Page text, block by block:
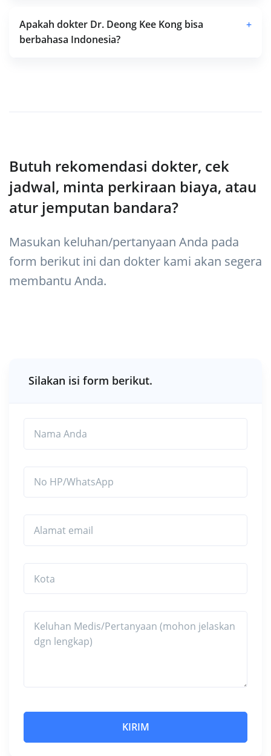
Apakah dokter Dr. Deong Kee Kong bisa
berbahasa Indonesia?
+
Butuh rekomendasi dokter, cek
jadwal, minta perkiraan biaya, atau
atur jemputan bandara?
Masukan keluhan/pertanyaan Anda pada
form berikut ini dan dokter kami akan segera
membantu Anda.
Silakan isi form berikut.